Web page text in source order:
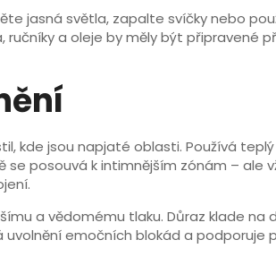
jasná světla, zapalte svíčky nebo
a oleje by měly být připravené
kde jsou napjaté oblasti. Používá
posouvá k intimnějším zónám – ale
a vědomému tlaku. Důraz klade na
uvolnění emočních blokád a podporuje